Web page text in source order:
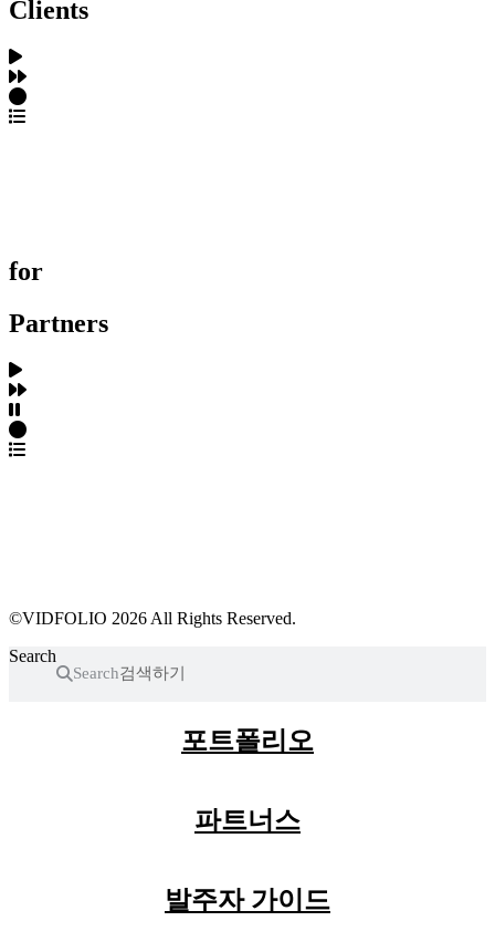
Clients
for
Partners
©VIDFOLIO 2026 All Rights Reserved.
Search
Search
포트폴리오
파트너스
발주자 가이드